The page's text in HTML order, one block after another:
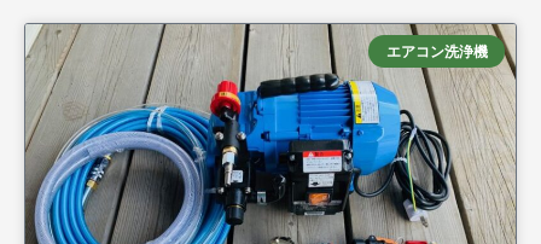
エアコン洗浄機